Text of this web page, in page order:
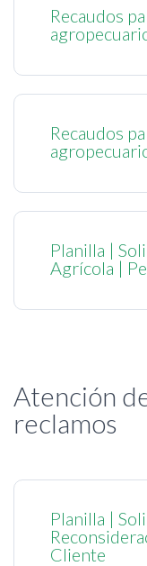
Recaudos
Recaudos
Planilla |
Agrícola |
Atención
reclamos
Planilla |
Cliente